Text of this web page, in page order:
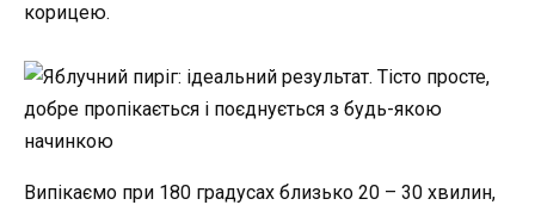
корицею.
Випікаємо при 180 градусах близько 20 – 30 хвилин,